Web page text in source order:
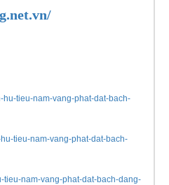
tieu-nam-vang-phat-dat-bach-
tieu-nam-vang-phat-dat-bach-
tieu-nam-vang-phat-dat-bach-dang-